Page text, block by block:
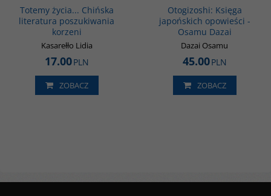
Totemy życia... Chińska
literatura poszukiwania
korzeni
Kasarełło Lidia
17.00PLN
ZOBACZ
Otogizoshi: Księga
japońskich opowieści -
Osamu Dazai
Dazai Osamu
45.00PLN
ZOBACZ